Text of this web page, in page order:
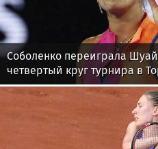
Соболенко переиграла
четвертый круг турнира в